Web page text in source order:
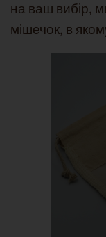
на ваш вибір,
мішечок, в